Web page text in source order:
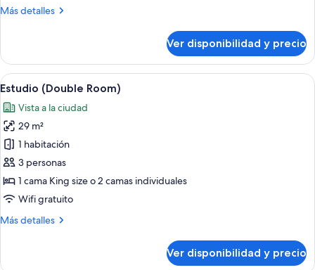
Más detalles
Más
doble
clásica
Ver disponibilidad y precio
Ver
todas
las
fotos
de
Estudio
(Double
Room)
Habitación de hotel con dos camas,
3
Estudio (Double Room)
Vista a la ciudad
29 m²
1 habitación
3 personas
1 cama King size o 2 camas individuales
Wifi gratuito
Más detalles
Más
Ver disponibilidad y precio